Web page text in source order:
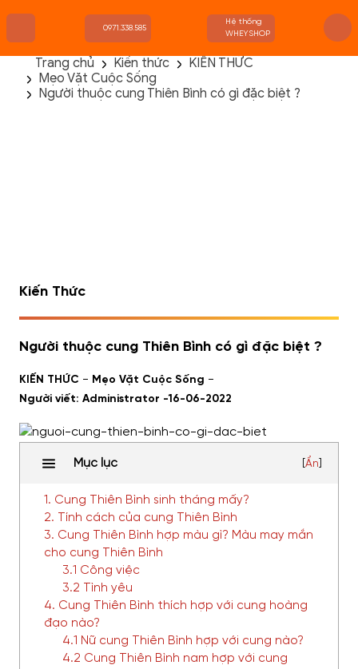
TRANG CHỦ
FLASH SALE
0971.338.585
Hệ thống
WHEYSHOP
Trang chủ Kiến thức
KIẾN THỨC
Mẹo Vặt Cuộc Sống
Người thuộc cung Thiên Bình có gì đặc biệt ?
Kiến Thức
Người thuộc cung Thiên Bình có gì đặc biệt ?
KIẾN THỨC - Mẹo Vặt Cuộc Sống -
Người viết: Administrator -16-06-2022
Mục lục Ẩn
1. Cung Thiên Bình sinh tháng mấy?
2. Tính cách của cung Thiên Bình
3. Cung Thiên Bình hợp màu gì? Màu may mắn
cho cung Thiên Bình
3.1 Công việc
3.2 Tình yêu
4. Cung Thiên Bình thích hợp với cung hoàng
đạo nào?
4.1 Nữ cung Thiên Bình hợp với cung nào?
4.2 Cung Thiên Bình nam hợp với cung